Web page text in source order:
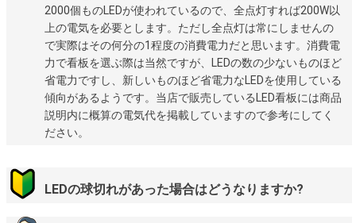
2000個ものLEDが使われているので、全点灯すれば200W以
上の電気を必要とします。ただし全点灯は常にしませんの
で実際はその何分の1程度の消費電力だと思います。消費電
力で看板を選ぶ際は当然ですが、LEDの数の少ないものほど
省電力ですし、新しいものほど省電力なLEDを使用している
傾向があるようです。当店で販売しているLED看板には商品
説明内に概算の電気代を掲載していますので参考にしてく
ださい。
LEDの球切れがあった場合はどうなりますか?